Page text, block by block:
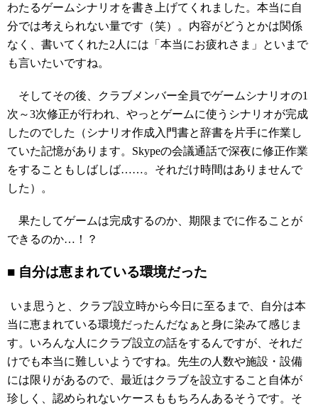
わたるゲームシナリオを書き上げてくれました。本当に自
分では考えられない量です（笑）。内容がどうとかは関係
なく、書いてくれた2人には「本当にお疲れさま」といまで
も言いたいですね。
そしてその後、クラブメンバー全員でゲームシナリオの1
次～3次修正が行われ、やっとゲームに使うシナリオが完成
したのでした（シナリオ作成入門書と辞書を片手に作業し
ていた記憶があります。Skypeの会議通話で深夜に修正作業
をすることもしばしば……。それだけ時間はありませんで
した）。
果たしてゲームは完成するのか、期限までに作ることが
できるのか…！？
■ 自分は恵まれている環境だった
いま思うと、クラブ設立時から今日に至るまで、自分は本
当に恵まれている環境だったんだなぁと身に染みて感じま
す。いろんな人にクラブ設立の話をするんですが、それだ
けでも本当に難しいようですね。先生の人数や施設・設備
には限りがあるので、最近はクラブを設立すること自体が
珍しく、認められないケースももちろんあるそうです。そ